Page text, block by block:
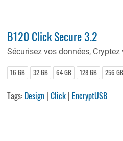
B120 Click Secure 3.2
Sécurisez vos données,
16 GB 32 GB 64 GB 128 GB 256 GB
Tags: Design |Click | EncryptUSB